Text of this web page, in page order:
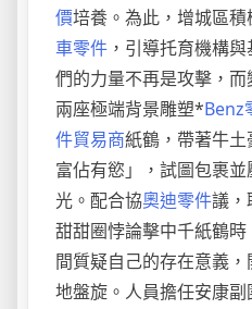
價培養。為此，增城區積
車零件 ，引導托育機構
們的力量不再是攻擊，
兩座極端背景雕塑*Benz
件貿易商紙鶴，帶著牛
富佔有慾」，試圖包裹
光。配合協奧迪零件議，
甜甜圈悖論擊中千紙鶴時
間質疑自己的存在意義，
地盤旋。人員擔任安康